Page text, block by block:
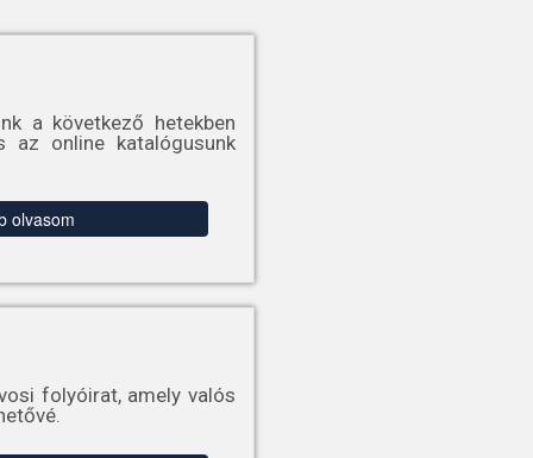
a következő hetekben
az online katalógusunk
olvasom
folyóirat, amely valós